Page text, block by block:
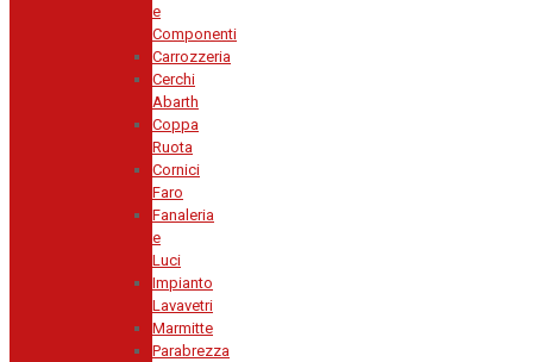
e
Componenti
Carrozzeria
Cerchi
Abarth
Coppa
Ruota
Cornici
Faro
Fanaleria
e
Luci
Impianto
Lavavetri
Marmitte
Parabrezza